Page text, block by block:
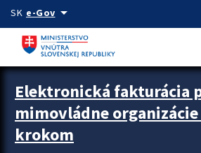
Preskocit na hlavný obsah
SK e-Govarrow_drop_down
Zastavit automatický posun upútavok
Elektronická fakturácia
mimovládne
krokom